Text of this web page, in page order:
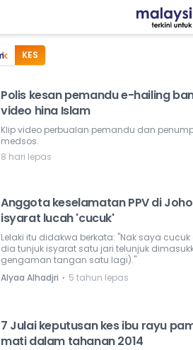
KES
Polis kesan pemandu e-hailing
video hina Islam
Klip video perbualan pemandu dan
medsos.
8 hari lepas
Anggota keselamatan PPV di
isyarat lucah 'cucuk'
Lelaki itu didakwa berkata: "Nak saya
dia tunjuk isyarat satu jari telunjuk
gengaman tangan satu lagi)."
Alyaa Alhadjri ⋅ 5 tahun lepas
7 Julai keputusan kes ibu rayu
mati dalam tahanan 2014